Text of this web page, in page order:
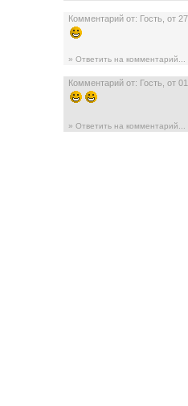
Комментарий от: Гость, от
» Ответить на комментарий...
Комментарий от: Гость, от
» Ответить на комментарий...